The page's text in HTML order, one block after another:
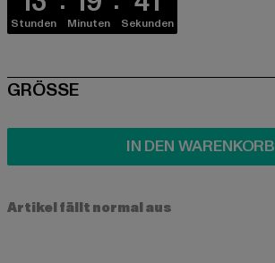
Stunden Minuten Sekunden
SIZE
GRÖSSE
IN DEN WARENKORB
Artikel fällt normal aus